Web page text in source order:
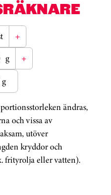
+
g
+
ändras,
och vissa av
utöver
kryddor och
frityrolja eller vatten).